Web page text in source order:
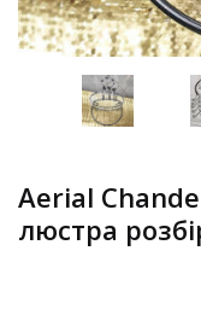
Aerial
люстра